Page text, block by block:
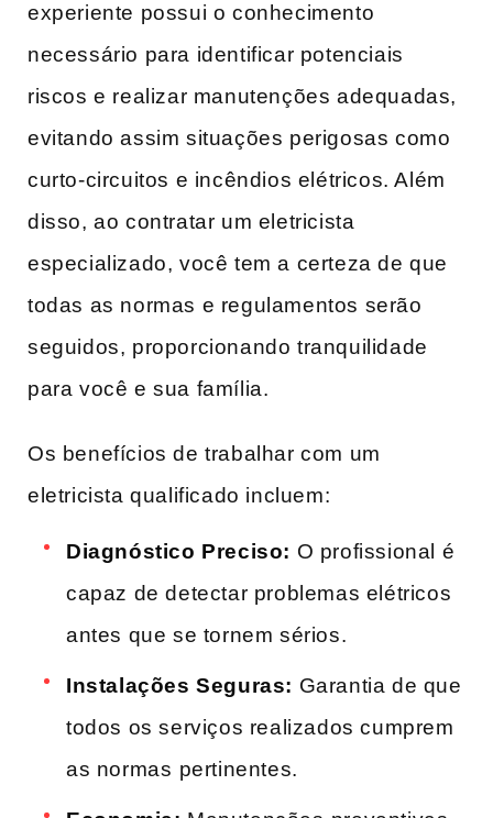
experiente possui o conhecimento
necessário para identificar potenciais
riscos e realizar manutenções adequadas,
evitando assim situações perigosas como
curto-circuitos e​ incêndios elétricos. Além⁤
disso, ao contratar um eletricista
especializado, você tem a certeza‍ de que⁣
todas as ‍normas e ‌regulamentos serão
seguidos, proporcionando tranquilidade‍
para você e sua família.
Os benefícios de trabalhar com ​um
eletricista qualificado incluem:
Diagnóstico Preciso: O‌ profissional é‍
capaz de‍ detectar​ problemas elétricos
antes que se tornem sérios.
Instalações Seguras: Garantia de que
todos​ os serviços realizados cumprem​
as normas ⁣pertinentes.